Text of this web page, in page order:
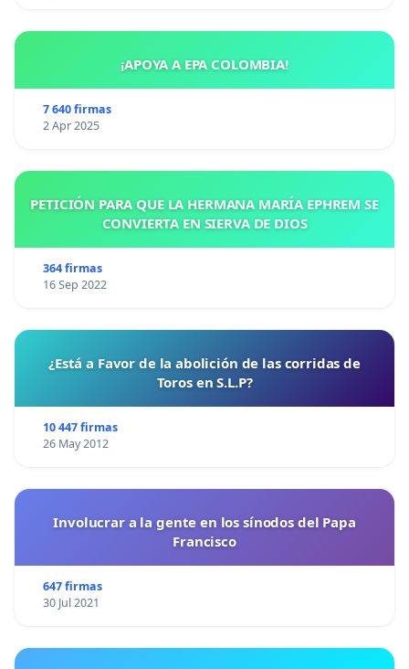
¡APOYA A EPA COLOMBIA!
7 640 firmas
2 Apr 2025
PETICIÓN PARA QUE LA HERMANA MARÍA EPHREM SE
CONVIERTA EN SIERVA DE DIOS
364 firmas
16 Sep 2022
¿Está a Favor de la abolición de las corridas de
Toros en S.L.P?
10 447 firmas
26 May 2012
Involucrar a la gente en los sínodos del Papa
Francisco
647 firmas
30 Jul 2021